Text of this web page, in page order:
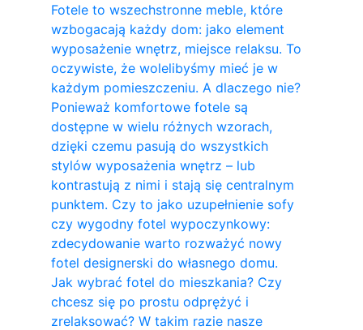
Fotele to wszechstronne meble, które
wzbogacają każdy dom: jako element
wyposażenie wnętrz, miejsce relaksu. To
oczywiste, że wolelibyśmy mieć je w
każdym pomieszczeniu. A dlaczego nie?
Ponieważ komfortowe fotele są
dostępne w wielu różnych wzorach,
dzięki czemu pasują do wszystkich
stylów wyposażenia wnętrz – lub
kontrastują z nimi i stają się centralnym
punktem. Czy to jako uzupełnienie sofy
czy wygodny fotel wypoczynkowy:
zdecydowanie warto rozważyć nowy
fotel designerski do własnego domu.
Jak wybrać fotel do mieszkania? Czy
chcesz się po prostu odprężyć i
zrelaksować? W takim razie nasze